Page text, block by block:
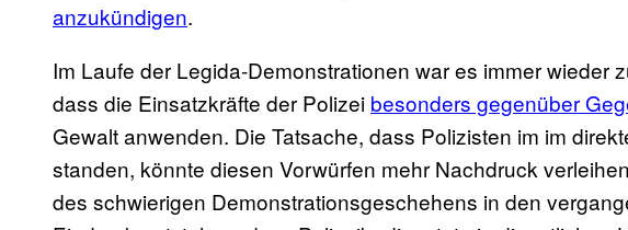
anzukündigen.
Im Laufe der Legida-Demonstrationen war es immer wieder
dass die Einsatzkräfte der Polizei besonders gegenüber
Gewalt anwenden. Die Tatsache, dass Polizisten im im
standen, könnte diesen Vorwürfen mehr Nachdruck
des schwierigen Demonstrationsgeschehens in den